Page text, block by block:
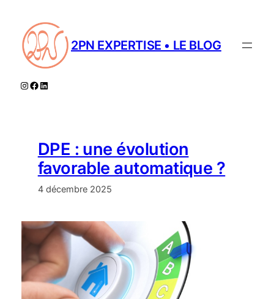
contenu
2PN EXPERTISE • LE BLOG
Instagram
Facebook
LinkedIn
DPE : une évolution
favorable automatique ?
4 décembre 2025